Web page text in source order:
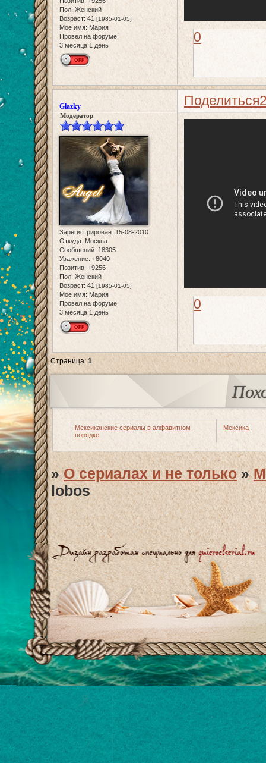
Пол: Женский
Возраст: 41[1985-01-05]
Мое имя: Мария
Провел на форуме:
3 месяца 1 день
0
Поделиться
Glazky
Модератор
Зарегистрирован: 15-08-2010
Откуда: Москва
Сообщений: 18305
Уважение: +8040
Позитив: +9256
Пол: Женский
Возраст: 41 [1985-01-05]
Мое имя: Мария
Провел на форуме:
3 месяца 1 день
0
Страница:1
Мексиканские сериалы в алфавитном
порядке
Мексика
»О сериалах и не только »
lobos